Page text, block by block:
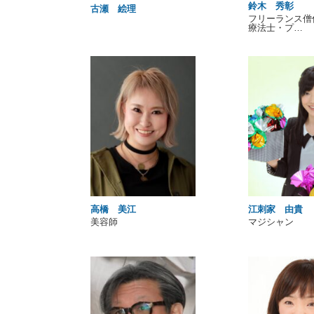
古瀬 絵理
鈴木 秀彰
フリーランス
療法士・プ…
高橋 美江
美容師
江刺家 由貴
マジシャン